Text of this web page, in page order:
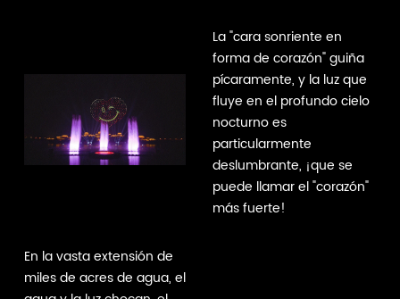
La "cara sonriente en
forma de corazón" guiña
pícaramente, y la luz que
fluye en el profundo cielo
nocturno es
particularmente
deslumbrante, ¡que se
puede llamar el "corazón"
más fuerte!
En la vasta extensión de
miles de acres de agua, el